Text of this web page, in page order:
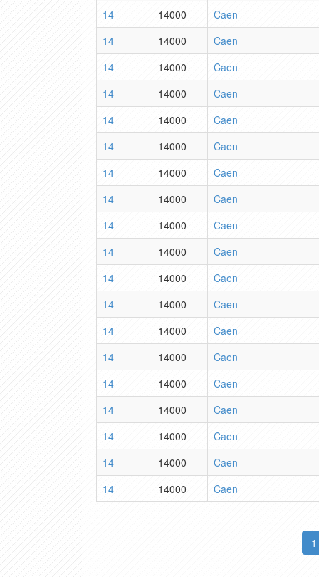
14
14000
Caen
14
14000
Caen
14
14000
Caen
14
14000
Caen
14
14000
Caen
14
14000
Caen
14
14000
Caen
14
14000
Caen
14
14000
Caen
14
14000
Caen
14
14000
Caen
14
14000
Caen
14
14000
Caen
14
14000
Caen
14
14000
Caen
14
14000
Caen
14
14000
Caen
14
14000
Caen
14
14000 Caen
1